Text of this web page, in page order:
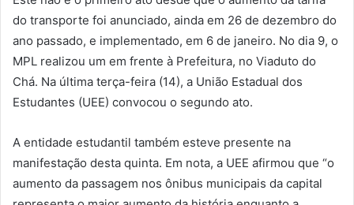
do transporte foi anunciado, ainda em 26 de dezembro do
ano passado, e implementado, em 6 de janeiro. No dia 9, o
MPL realizou um em frente à Prefeitura, no Viaduto do
Chá. Na última terça-feira (14), a União Estadual dos
Estudantes (UEE) convocou o segundo ato.
A entidade estudantil também esteve presente na
manifestação desta quinta. Em nota, a UEE afirmou que “o
aumento da passagem nos ônibus municipais da capital